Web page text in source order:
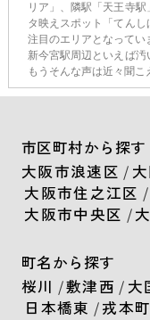
リア」、隣駅「天王寺
タ映えスポット「てん
注目のエリアとなってい
新今宮駅周辺といえば汚
もうそんな声は近々聞こ
市区町村から探す
大阪市浪速区 /
大阪市住之江区 /
大阪市中央区 /
町名から探す
桜川 /敷津西 / 大
日本橋東 /戎本町